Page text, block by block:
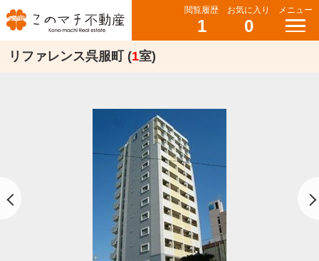
閲覧履歴
1
お気に入り
0
メニュー
リファレンス呉服町 (1室)